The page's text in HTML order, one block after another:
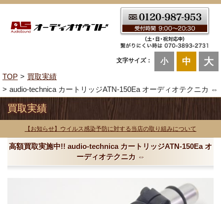
文字サイズ： 小 中 大
TOP
買取実績
audio-technica カートリッジATN-150Ea オーディオテクニカ ⇔
買取実績
【お知らせ】ウイルス感染予防に対する当店の取り組みについて
高額買取実施中!! audio-technica カートリッジATN-150Ea オ
ーディオテクニカ ⇔